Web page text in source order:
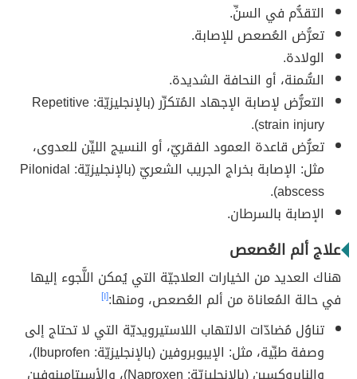
التقدُّم في السنِّ.
تعرُّض العُصعص للإصابة.
الولادة.
السُّمنة، أو النحافة الشديدة.
التعرُّض لإصابة الإجهاد المُتكرِّر (بالإنجليزيّة: Repetitive
strain injury).
تعرُّض قاعدة العمود الفقريّ، أو النسيج الليِّن للعدوى،
مثل: الإصابة بخراج الجريب الشعريّ (بالإنجليزيّة: Pilonidal
abscess).
الإصابة بالسرطان.
علاج ألم العُصعص
هناك العديد من الخيارات العلاجيّة التي يُمكن اللُّجوء إليها
في حالة المُعاناة من ألم العُصعص، ومنها:[١]
تناوُل مُضادّات الالتهاب اللاستيرويديّة التي لا تحتاج إلى
وصفة طبِّية، مثل: الإيبوبروفين (بالإنجليزيّة: Ibuprofen)،